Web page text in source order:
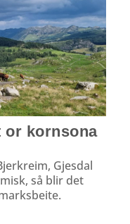
or kornsona
Gjesdal
så blir det